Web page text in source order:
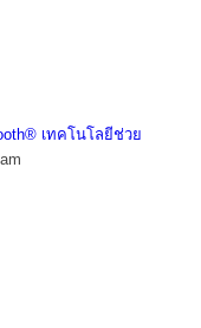
เทคโนโลยีช่วย